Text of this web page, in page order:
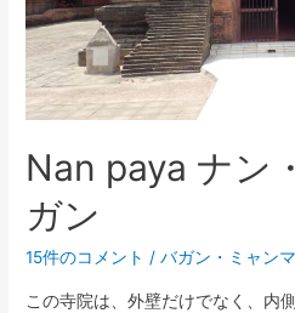
Nan paya ナン
ガン
15件のコメント /バガン ・ ミャン
この寺院は、外壁だけでなく、内